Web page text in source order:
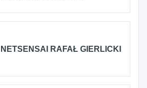
NETSENSAI RAFAŁ GIERLICKI